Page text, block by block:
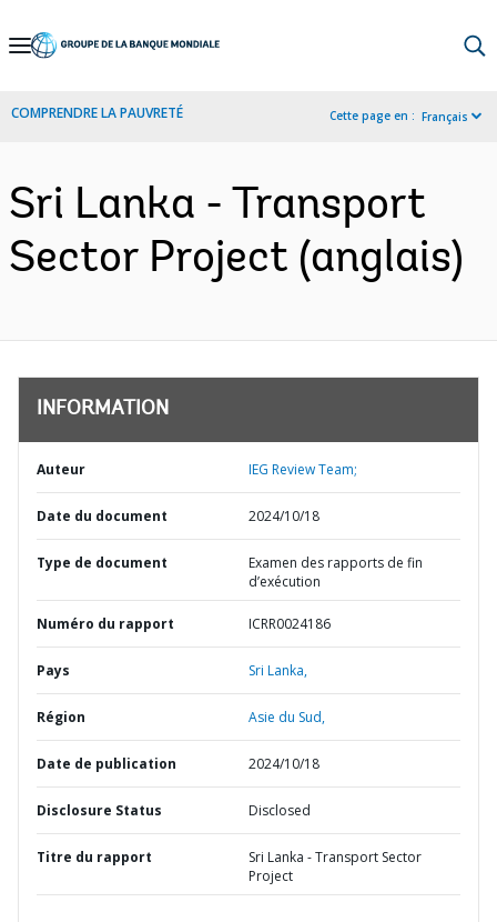
Skip
Navigation
COMPRENDRE LA PAUVRETÉ Cette page en : Français
Sri Lanka - Transport
Sector Project (anglais)
INFORMATION
Auteur IEG Review Team;
Date du document 2024/10/18
Type de document
Examen des rapports de fin
d’exécution
Numéro du rapport ICRR0024186
Pays Sri Lanka,
Région Asie du Sud,
Date de publication 2024/10/18
Disclosure Status Disclosed
Titre du rapport
Sri Lanka - Transport Sector
Project